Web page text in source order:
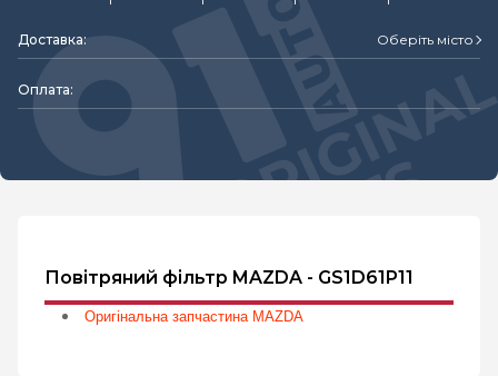
Доставка: Оберіть місто
Оплата:
Повітряний фільтр MAZDA - GS1D61P11
Оригінальна запчастина MAZDA